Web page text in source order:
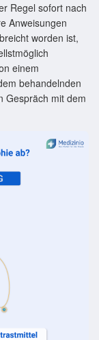
Regel sofort nach
Anweisungen
worden ist,
einem
behandelnden
Gespräch mit dem